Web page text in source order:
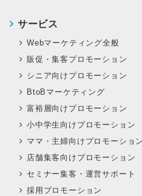
サービス
Webマーケティング全般
販促・集客プロモーション
シニア向けプロモーション
BtoBマーケティング
富裕層向けプロモーション
小中学生向けプロモーション
ママ・主婦向けプロモーション
店舗集客向けプロモーション
セミナー集客・運営サポート
採用プロモーション